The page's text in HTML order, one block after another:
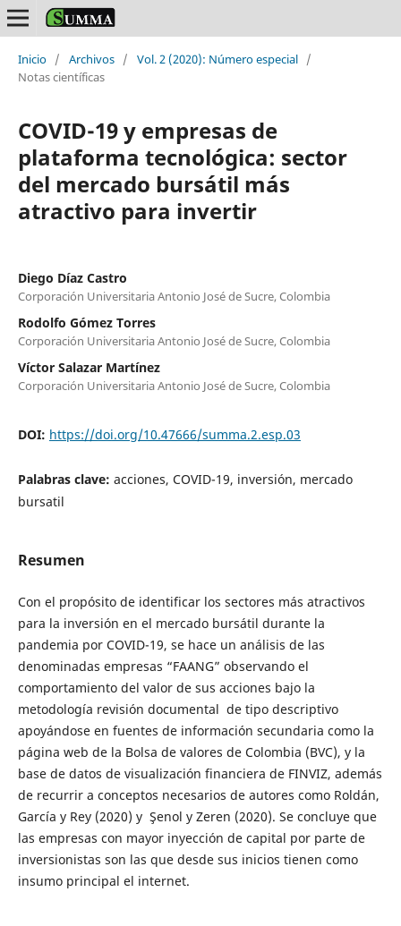
Inicio / Archivos / Vol. 2 (2020): Número especial /
Notas científicas
COVID-19 y empresas de
plataforma tecnológica: sector
del mercado bursátil más
atractivo para invertir
Diego Díaz Castro
Corporación Universitaria Antonio José de Sucre, Colombia
Rodolfo Gómez Torres
Corporación Universitaria Antonio José de Sucre, Colombia
Víctor Salazar Martínez
Corporación Universitaria Antonio José de Sucre, Colombia
DOI: https://doi.org/10.47666/summa.2.esp.03
Palabras clave: acciones, COVID-19, inversión, mercado
bursatil
Resumen
Con el propósito de identificar los sectores más atractivos
para la inversión en el mercado bursátil durante la
pandemia por COVID-19, se hace un análisis de las
denominadas empresas “FAANG” observando el
comportamiento del valor de sus acciones bajo la
metodología revisión documental de tipo descriptivo
apoyándose en fuentes de información secundaria como la
página web de la Bolsa de valores de Colombia (BVC), y la
base de datos de visualización financiera de FINVIZ, además
de recurrir a conceptos necesarios de autores como Roldán,
García y Rey (2020) y Şenol y Zeren (2020). Se concluye que
las empresas con mayor inyección de capital por parte de
inversionistas son las que desde sus inicios tienen como
insumo principal el internet.